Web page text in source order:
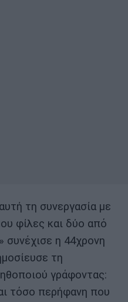
τη συνεργασία με
φίλες και δύο από
συνέχισε η 44χρονη
τη
γράφοντας:
τόσο περήφανη που